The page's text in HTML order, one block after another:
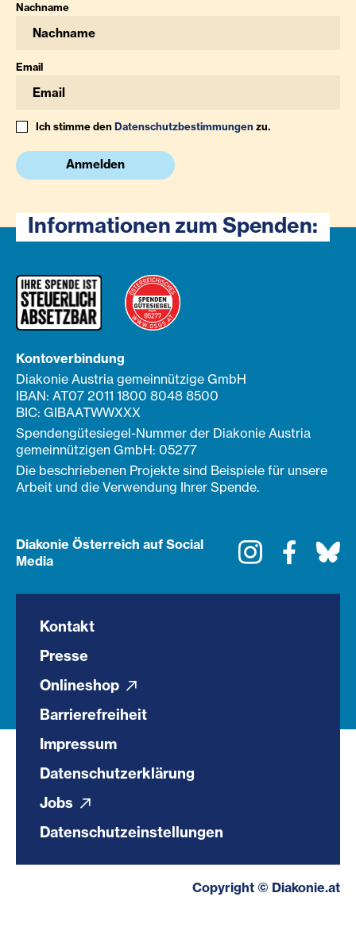
Nachname
Email
Ich stimme denDatenschutzbestimmungenzu.
Anmelden
Informationen zum Spenden:
Kontoverbindung
Diakonie Austria gemeinnützige GmbH
IBAN: AT07 2011 1800 8048 8500
BIC: GIBAATWWXXX
Spendengütesiegel-Nummer der Diakonie Austria
gemeinnützigen GmbH: 05277
Die beschriebenen Projekte sind Beispiele für unsere
Arbeit und die Verwendung Ihrer Spende.
Diakonie Österreich auf Social
Media
Instagram
Kontakt
Presse
Onlineshop
Barrierefreiheit
Impressum
Datenschutzerklärung
Jobs
Datenschutzeinstellungen
Copyright © Diakonie.at